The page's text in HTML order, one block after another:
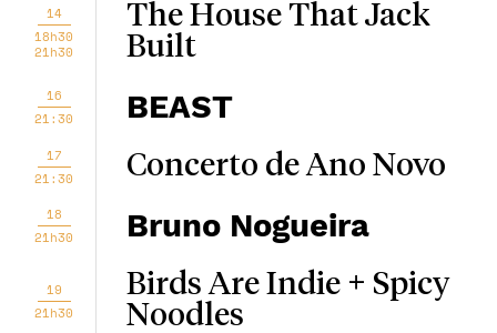
14
18h30
21h30
The House That Jack
Built
16
21:30
BEAST
17
21:30
Concerto de Ano Novo
18
21h30
Bruno Nogueira
19
21h30
Birds Are Indie + Spicy
Noodles